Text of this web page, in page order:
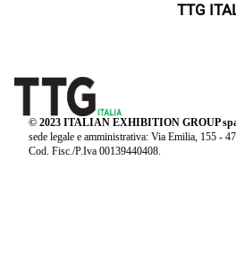
TTG
© 2023 ITALIAN EXHIBITION GROUP
sede legale e amministrativa: Via Emilia, 155 -
Cod. Fisc./P.Iva 00139440408.